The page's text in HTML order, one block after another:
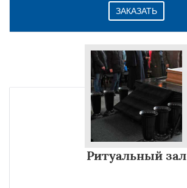
ЗАКАЗАТЬ
Ритуальный зал